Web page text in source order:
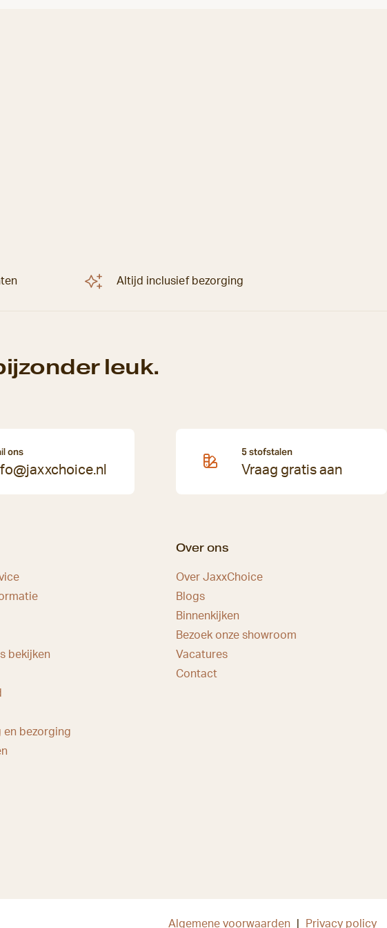
Altijd inclusief bezorging
leuk.
ons 5 stofstalen
Vraag gratis aan
bekijken
en bezorging
Over ons
Over JaxxChoice
Blogs
Binnenkijken
Bezoek onze showroom
Vacatures
Contact
Algemene voorwaarden Privacy policy